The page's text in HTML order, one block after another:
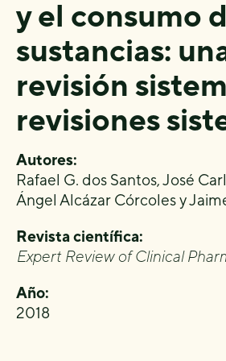
y el consumo
sustancias:
revisión
revisiones
Autores:
Rafael G. dos Santos, José
Ángel Alcázar Córcoles y
Revista científica:
Expert Review of Clinical
Año:
2018